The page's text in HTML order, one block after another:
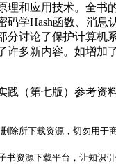
理和应用技术。全
码学Hash函数、消息
分讨论了保护计算
多新内容。如增
（第七版）参考资料
除所下载资源，切勿用
资源下载平台，让知识引